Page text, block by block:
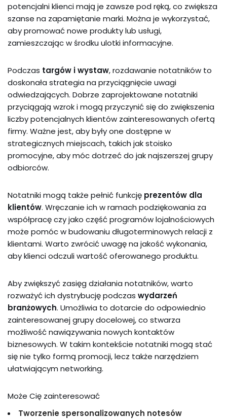
potencjalni klienci mają je zawsze pod ręką, co zwiększa
szanse na zapamiętanie marki. Można je wykorzystać,
aby promować nowe produkty lub usługi,
zamieszczając w środku ulotki informacyjne.
Podczas targów i wystaw, rozdawanie notatników to
doskonała strategia na przyciągnięcie uwagi
odwiedzających. Dobrze zaprojektowane notatniki
przyciągają wzrok i mogą przyczynić się do zwiększenia
liczby potencjalnych klientów zainteresowanych ofertą
firmy. Ważne jest, aby były one dostępne w
strategicznych miejscach, takich jak stoisko
promocyjne, aby móc dotrzeć do jak najszerszej grupy
odbiorców.
Notatniki mogą także pełnić funkcję prezentów dla
klientów. Wręczanie ich w ramach podziękowania za
współpracę czy jako część programów lojalnościowych
może pomóc w budowaniu długoterminowych relacji z
klientami. Warto zwrócić uwagę na jakość wykonania,
aby klienci odczuli wartość oferowanego produktu.
Aby zwiększyć zasięg działania notatników, warto
rozważyć ich dystrybucję podczas wydarzeń
branżowych. Umożliwia to dotarcie do odpowiednio
zainteresowanej grupy docelowej, co stwarza
możliwość nawiązywania nowych kontaktów
biznesowych. W takim kontekście notatniki mogą stać
się nie tylko formą promocji, lecz także narzędziem
ułatwiającym networking.
Może Cię zainteresować
Tworzenie spersonalizowanych notesów